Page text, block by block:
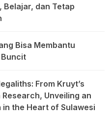
Belajar, dan Tetap
Bisa Membantu
From Kruyt’s
Unveiling an
the Heart of Sulawesi